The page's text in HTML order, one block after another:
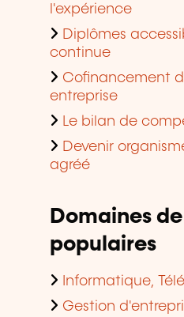
l'expérience
Diplômes
continue
Cofinancement
entreprise
Le bilan de
Devenir
agréé
Domaines
populaires
Informatique,
Gestion